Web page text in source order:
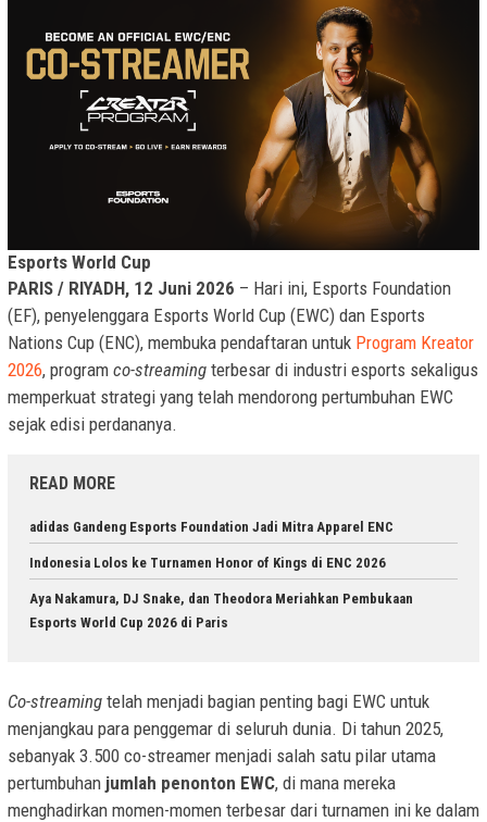
Esports World Cup
PARIS / RIYADH, 12 Juni 2026 – Hari ini, Esports Foundation
(EF), penyelenggara Esports World Cup (EWC) dan Esports
Nations Cup (ENC), membuka pendaftaran untuk Program Kreator
2026, program co-streaming terbesar di industri esports sekaligus
memperkuat strategi yang telah mendorong pertumbuhan EWC
sejak edisi perdananya.
READ MORE
adidas Gandeng Esports Foundation Jadi Mitra Apparel ENC
Indonesia Lolos ke Turnamen Honor of Kings di ENC 2026
Aya Nakamura, DJ Snake, dan Theodora Meriahkan Pembukaan
Esports World Cup 2026 di Paris
Co-streaming telah menjadi bagian penting bagi EWC untuk
menjangkau para penggemar di seluruh dunia. Di tahun 2025,
sebanyak 3.500 co-streamer menjadi salah satu pilar utama
pertumbuhan jumlah penonton EWC, di mana mereka
menghadirkan momen-momen terbesar dari turnamen ini ke dalam